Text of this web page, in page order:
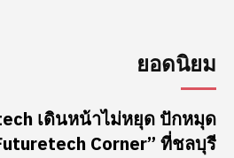
ยอดนิยม
เดินหน้าไม่หยุด ปักหมุด
Corner” ที่ชลบุรี